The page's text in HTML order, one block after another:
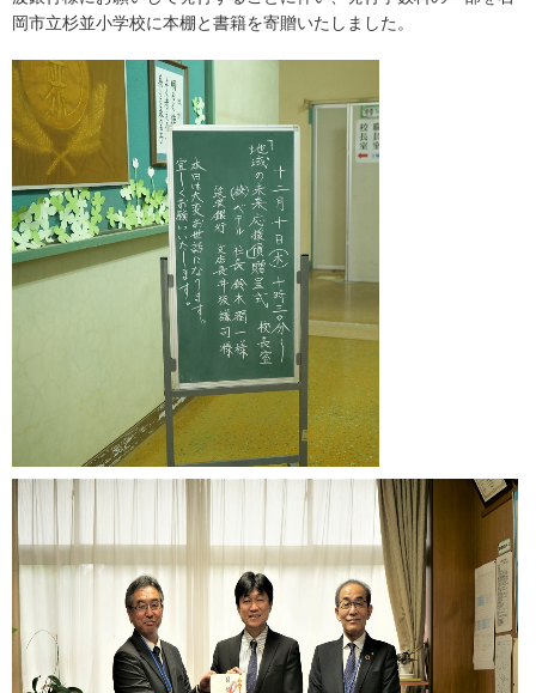
岡市立杉並小学校に本棚と書籍を寄贈いたしました。